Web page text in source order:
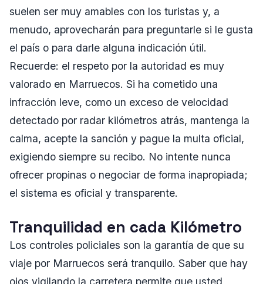
suelen ser muy amables con los turistas y, a
menudo, aprovecharán para preguntarle si le gusta
el país o para darle alguna indicación útil.
Recuerde: el respeto por la autoridad es muy
valorado en Marruecos. Si ha cometido una
infracción leve, como un exceso de velocidad
detectado por radar kilómetros atrás, mantenga la
calma, acepte la sanción y pague la multa oficial,
exigiendo siempre su recibo. No intente nunca
ofrecer propinas o negociar de forma inapropiada;
el sistema es oficial y transparente.
Tranquilidad en cada Kilómetro
Los controles policiales son la garantía de que su
viaje por Marruecos será tranquilo. Saber que hay